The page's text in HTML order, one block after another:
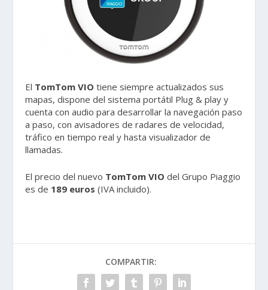
El TomTom VIO tiene siempre actualizados sus
mapas, dispone del sistema portátil Plug & play y
cuenta con audio para desarrollar la navegación paso
a paso, con avisadores de radares de velocidad,
tráfico en tiempo real y hasta visualizador de
llamadas.
El precio del nuevo TomTom VIO del Grupo Piaggio
es de 189 euros (IVA incluido).
COMPARTIR: